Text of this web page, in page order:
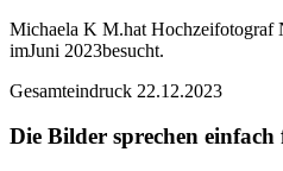
Michaela K M.hat Hochzeifotograf
imJuni 2023besucht.
Gesamteindruck 22.12.2023
Die Bilder sprechen